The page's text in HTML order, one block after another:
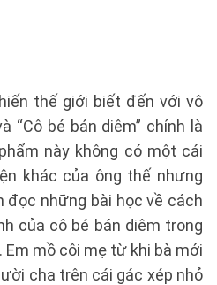
thế giới biết đến với vô
“Cô bé bán diêm” chính là
này không có một cái
khác của ông thế nhưng
đọc những bài học về cách
của cô bé bán diêm trong
mồ côi mẹ từ khi bà mới
cha trên cái gác xép nhỏ